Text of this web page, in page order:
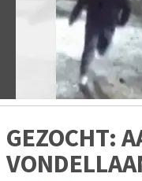
GEZOCHT: